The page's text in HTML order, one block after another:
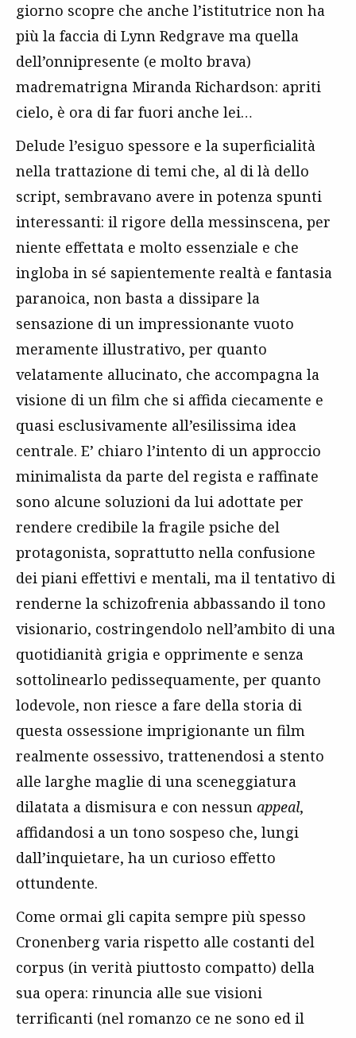
giorno scopre che anche l’istitutrice non ha
più la faccia di Lynn Redgrave ma quella
dell’onnipresente (e molto brava)
madrematrigna Miranda Richardson: apriti
cielo, è ora di far fuori anche lei…
Delude l’esiguo spessore e la superficialità
nella trattazione di temi che, al di là dello
script, sembravano avere in potenza spunti
interessanti: il rigore della messinscena, per
niente effettata e molto essenziale e che
ingloba in sé sapientemente realtà e fantasia
paranoica, non basta a dissipare la
sensazione di un impressionante vuoto
meramente illustrativo, per quanto
velatamente allucinato, che accompagna la
visione di un film che si affida ciecamente e
quasi esclusivamente all’esilissima idea
centrale. E’ chiaro l’intento di un approccio
minimalista da parte del regista e raffinate
sono alcune soluzioni da lui adottate per
rendere credibile la fragile psiche del
protagonista, soprattutto nella confusione
dei piani effettivi e mentali, ma il tentativo di
renderne la schizofrenia abbassando il tono
visionario, costringendolo nell’ambito di una
quotidianità grigia e opprimente e senza
sottolinearlo pedissequamente, per quanto
lodevole, non riesce a fare della storia di
questa ossessione imprigionante un film
realmente ossessivo, trattenendosi a stento
alle larghe maglie di una sceneggiatura
dilatata a dismisura e con nessun appeal,
affidandosi a un tono sospeso che, lungi
dall’inquietare, ha un curioso effetto
ottundente.
Come ormai gli capita sempre più spesso
Cronenberg varia rispetto alle costanti del
corpus (in verità piuttosto compatto) della
sua opera: rinuncia alle sue visioni
terrificanti (nel romanzo ce ne sono ed il